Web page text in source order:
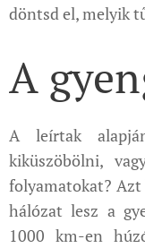
döntsd el, melyik
A
A leírtak
kiküszöbölni,
folyamatokat?
hálózat lesz a
1000 km-en